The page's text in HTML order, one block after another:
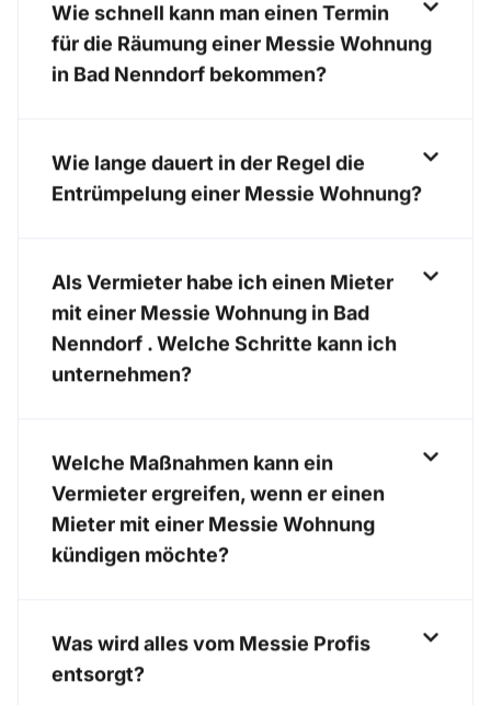
Wie schnell kann man einen Termin
für die Räumung einer Messie Wohnung
in Bad Nenndorf bekommen?
Wie lange dauert in der Regel die
Entrümpelung einer Messie Wohnung?
Als Vermieter habe ich einen Mieter
mit einer Messie Wohnung in Bad
Nenndorf . Welche Schritte kann ich
unternehmen?
Welche Maßnahmen kann ein
Vermieter ergreifen, wenn er einen
Mieter mit einer Messie Wohnung
kündigen möchte?
Was wird alles vom Messie Profis
entsorgt?